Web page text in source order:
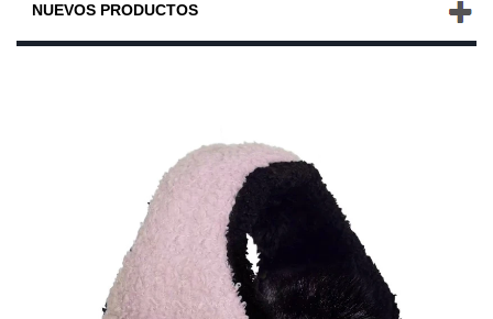
NUEVOS PRODUCTOS